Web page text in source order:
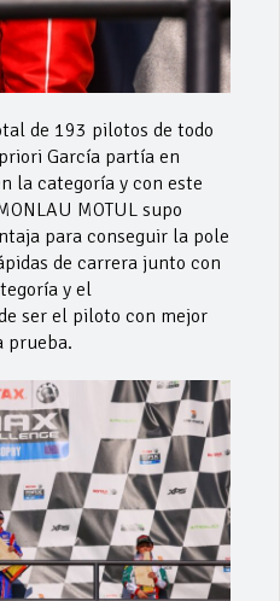
de 193 pilotos de todo
García partía en
la categoría y con este
MOTUL supo
para conseguir la pole
de carrera junto con
y el
ser el piloto con mejor
prueba.